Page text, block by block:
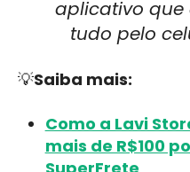
aplicativo que
tudo pelo
💡Saiba mais:
Como a Lavi
mais de R$100